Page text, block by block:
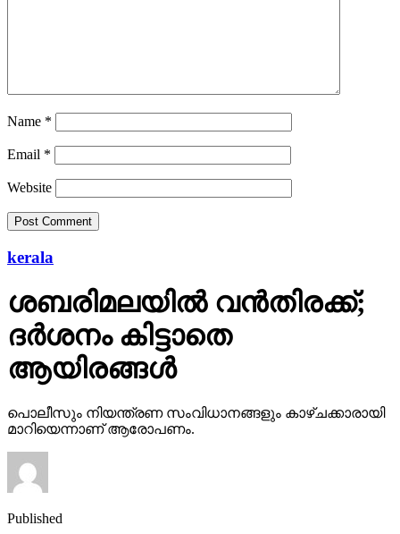
Name *
Email *
Website
kerala
ശബരിമലയില്‍ വന്‍തിരക്ക്;
ദര്‍ശനം കിട്ടാതെ
ആയിരങ്ങള്‍
പൊലീസും നിയന്ത്രണ സംവിധാനങ്ങളും കാഴ്ചക്കാരായി
മാറിയെന്നാണ് ആരോപണം.
Published